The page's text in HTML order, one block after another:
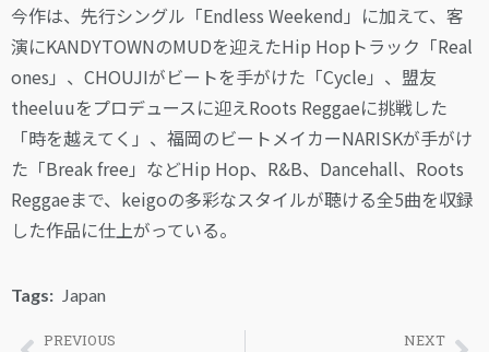
今作は、先行シングル「Endless Weekend」に加えて、客
演にKANDYTOWNのMUDを迎えたHip Hopトラック「Real
ones」、CHOUJIがビートを手がけた「Cycle」、盟友
theeluuをプロデュースに迎えRoots Reggaeに挑戦した
「時を越えてく」、福岡のビートメイカーNARISKが手がけ
た「Break free」などHip Hop、R&B、Dancehall、Roots
Reggaeまで、keigoの多彩なスタイルが聴ける全5曲を収録
した作品に仕上がっている。
Tags: Japan
PREVIOUS NEXT